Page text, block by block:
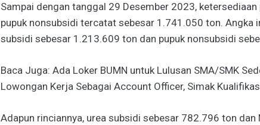
Sampai dengan tanggal 29 Desember 2023,
pupuk nonsubsidi tercatat sebesar 1.741.050 ton. Angka
subsidi sebesar 1.213.609 ton dan pupuk nonsubsidi
Baca Juga: Ada Loker BUMN untuk Lulusan SMA/SMK
Lowongan Kerja Sebagai Account Officer, Simak
Adapun rinciannya, urea subsidi sebesar 782.796 ton dan